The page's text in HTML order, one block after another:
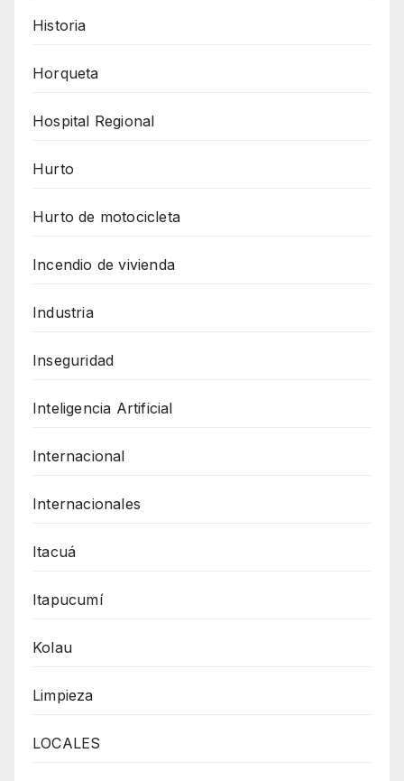
Historia
Horqueta
Hospital Regional
Hurto
Hurto de motocicleta
Incendio de vivienda
Industria
Inseguridad
Inteligencia Artificial
Internacional
Internacionales
Itacuá
Itapucumí
Kolau
Limpieza
LOCALES